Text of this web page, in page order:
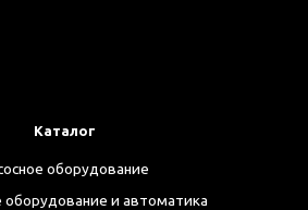
Каталог
оборудование
и автоматика